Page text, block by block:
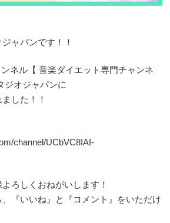
ャパンです！！
ネル【 音楽ダイエット専門チャンネ
ジオジャパンに
した！！
channel/UCbVC8IAI-
ろしくおねがいします！
『いいね』と『コメント』をいただけ